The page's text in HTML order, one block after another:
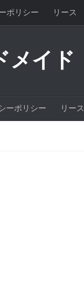
ポリシー リース
メイド
ーポリシー リース